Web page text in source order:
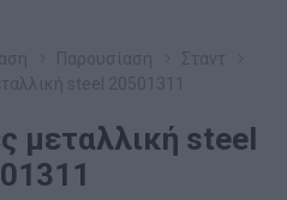
μεταλλική steel